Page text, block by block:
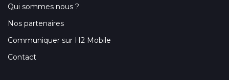
Qui sommes nous ?
Nos partenaires
Communiquer sur H2 Mobile
Contact